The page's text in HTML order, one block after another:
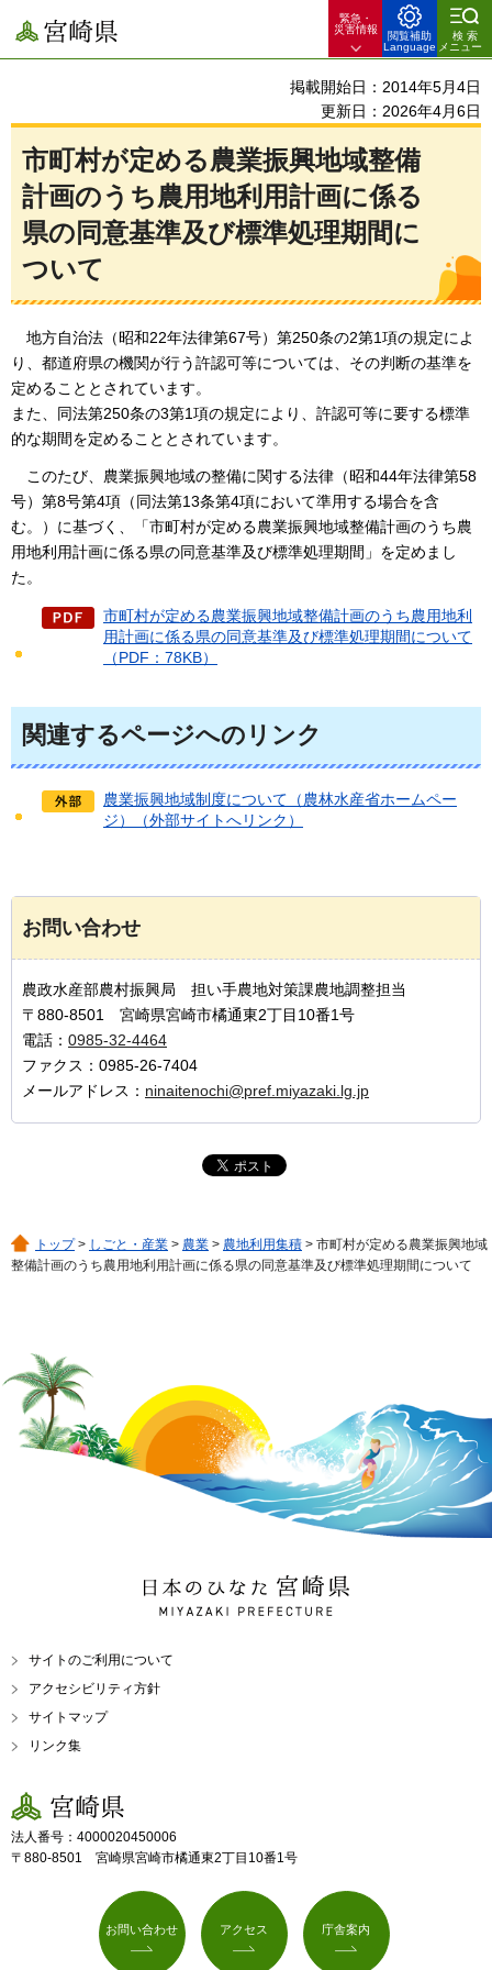
宮崎県
緊急・
災害情報
閲覧補助
Language
検索
メニュー
掲載開始日：2014年5月4日
更新日：2026年4月6日
市町村が定める農業振興地域整備
計画のうち農用地利用計画に係る
県の同意基準及び標準処理期間に
ついて
地方自治法 （昭和22年法律第67号）第250条の2第1項の規定によ
り、都道府県の機関が行う許認可等については、その判断の基準を
定めることとされています。
また、同法第250条の3第1項の規定により、許認可等に要する標準
的な期間を定めることとされています。
このたび、 農業振興地域の整備に関する法律（昭和44年法律第58
号）第8号第4項（同法第13条第4項において準用する場合を含
む。）に基づく、「市町村が定める農業振興地域整備計画のうち農
用地利用計画に係る県の同意基準及び標準処理期間」を定めまし
た。
市町村が定める農業振興地域整備計画のうち農用地利
用計画に係る県の同意基準及び標準処理期間について
（PDF：78KB）
関連するページへのリンク
農業振興地域制度について（農林水産省ホームペー
ジ）（外部サイトへリンク）
お問い合わせ
農政水産部農村振興局 担い手農地対策課農地調整担当
〒880-8501 宮崎県宮崎市橘通東2丁目10番1号
電話： 0985-32-4464
ファクス：0985-26-7404
メールアドレス： ninaitenochi@pref.miyazaki.lg.jp
トップ> しごと・産業 > 農業 > 農地利用集積 > 市町村が定める農業振興地域
整備計画のうち農用地利用計画に係る県の同意基準及び標準処理期間について
日本のひなた 宮崎県
MIYAZAKI PREFECTURE
サイトのご利用について
アクセシビリティ方針
サイトマップ
リンク集
宮崎県
法人番号：4000020450006
〒880-8501 宮崎県宮崎市橘通東2丁目10番1号
お問い合わせ アクセス 庁舎案内